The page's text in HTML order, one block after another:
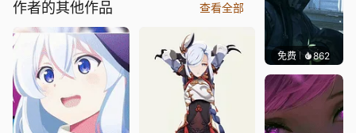
作者的其他作品 查看全部
免费 862辰东